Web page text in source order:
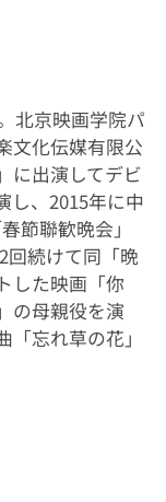
北京映画学院パ
文化伝媒有限公
に出演してデビ
し、2015年に中
節聯歓晩会」
回続けて同「晩
した映画「你
の母親役を演
忘れ草の花」